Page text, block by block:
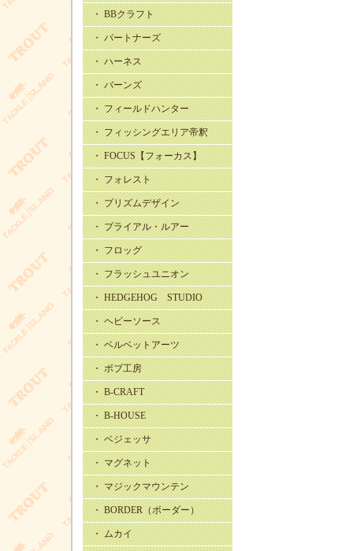
・ BBクラフト
・ パートナーズ
・ ハーネス
・ バーンズ
・ フィールドハンター
・ フィッシングエリア帝釈
・ FOCUS【フォーカス】
・ フォレスト
・ プリズムデザイン
・ プライアル・ルアー
・ フロッグ
・ フラッシュユニオン
・ HEDGEHOG STUDIO
・ ヘビーソース
・ ベルベットアーツ
・ ボブ工房
・ B-CRAFT
・ B-HOUSE
・ ベジェッサ
・ マグネット
・ マジックマウンテン
・ BORDER（ボーダー）
・ ムカイ